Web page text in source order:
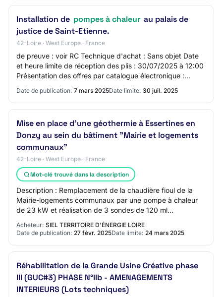
Installation de pompes à chaleur au palais de
justice de Saint-Etienne.
42-Loire · West Europe · France
de preuve : voir RC Technique d'achat : Sans objet Date
et heure limite de réception des plis : 30/07/2025 à 12:00
Présentation des offres par catalogue électronique :
Date de publication: 7 mars 2025Date limite: 30 juil. 2025
Mise en place d'une géothermie à Essertines en
Donzy au sein du bâtiment "Mairie et logements
communaux"
42-Loire · West Europe · France
Mot-clé trouvé dans la description
Description : Remplacement de la chaudière fioul de la
Mairie-logements communaux par une pompe à chaleur
de 23 kW et réalisation de 3 sondes de 120 ml
Classification CPV : Principale : 45262220 - Fo…
Acheteur: SIEL TERRITOIRE D'ÉNERGIE LOIRE
Date de publication: 27 févr. 2025Date limite: 24 mars 2025
Réhabilitation de la Grande Usine Créative phase
III (GUC#3) PHASE N°IIb - AMENAGEMENTS
INTERIEURS (Lots techniques)